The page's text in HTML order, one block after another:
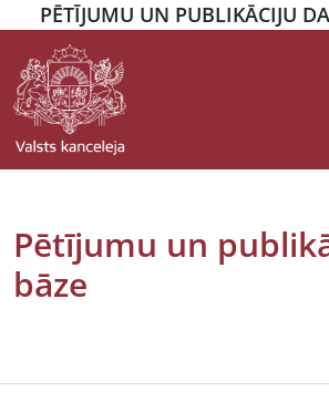
PĒTĪJUMU UN PUBLIKĀCIJU
Pētījumu un
bāze